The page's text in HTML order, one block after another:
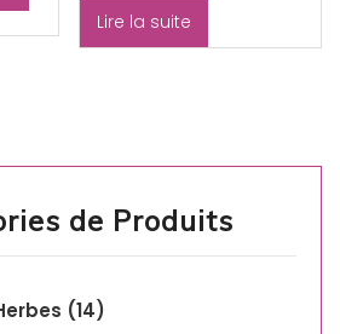
Lire la suite
de Produits
14